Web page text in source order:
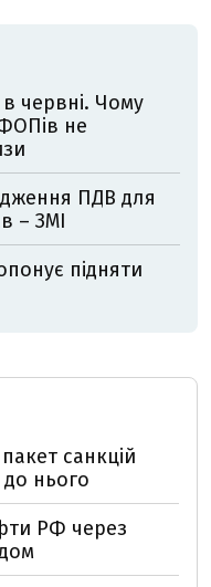
червні. Чому
не
ПДВ для
– ЗМІ
підняти
санкцій
до нього
РФ через